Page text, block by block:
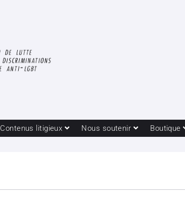
Contenus litigieux Nous soutenir Boutique